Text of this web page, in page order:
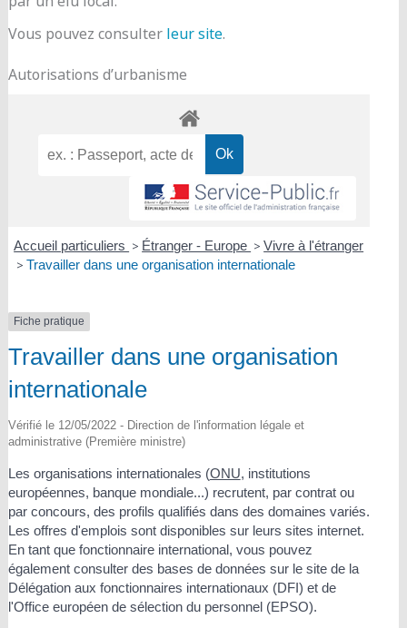
Vous pouvez consulter leur site.
Autorisations d’urbanisme
Accueil particuliers > Étranger - Europe > Vivre à l'étranger
> Travailler dans une organisation internationale
Fiche pratique
Travailler dans une organisation
internationale
Vérifié le 12/05/2022 - Direction de l'information légale et
administrative (Première ministre)
Les organisations internationales (ONU, institutions
européennes, banque mondiale...) recrutent, par contrat ou
par concours, des profils qualifiés dans des domaines variés.
Les offres d'emplois sont disponibles sur leurs sites internet.
En tant que fonctionnaire international, vous pouvez
également consulter des bases de données sur le site de la
Délégation aux fonctionnaires internationaux (DFI) et de
l'Office européen de sélection du personnel (EPSO).